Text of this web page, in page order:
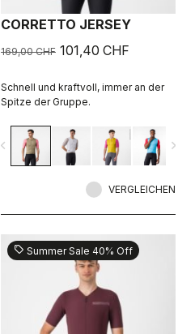
CORRETTO JERSEY
169,00 CHF 101,40 CHF
Schnell und kraftvoll, immer an der
Spitze der Gruppe.
navigate_before
VERGLEICHEN
sell Summer Sale 40% Off